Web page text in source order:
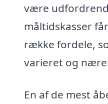
være
måltidskasser
række fordele,
varieret og
En af de mest